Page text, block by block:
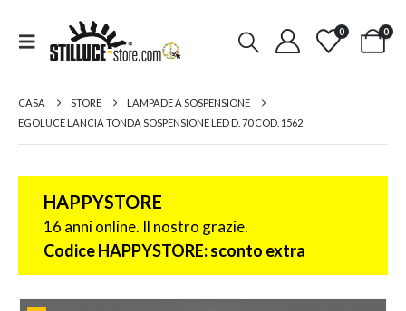
0 0
CASA STORE
LAMPADE A SOSPENSIONE
EGOLUCE LANCIA TONDA SOSPENSIONE LED D. 70 COD. 1562
HAPPYSTORE
16 anni online. Il nostro grazie.
Codice HAPPYSTORE: sconto extra